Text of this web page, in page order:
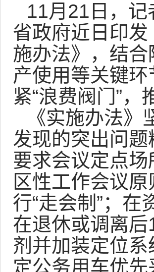
11月21日，
省政府近日印
施办法》，结
产使用等关键
紧“浪费阀门”，
《实施办法
发现的突出问
要求会议定点
区性工作会议
行“走会制”；
在退休或调离
剂并加装定位
定公务用车优